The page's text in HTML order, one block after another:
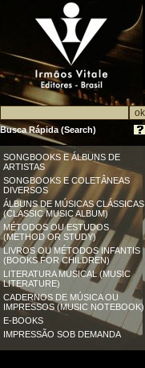
Busca Rápida (Search)
SONGBOOKS E ÁLBUNS DE
ARTISTAS
SONGBOOKS E COLETÂNEAS
DIVERSOS
ÁLBUNS DE MÚSICAS CLÁSSICAS
(CLASSIC MUSIC ALBUM)
MÉTODOS OU ESTUDOS
(METHOD OR STUDY)
LIVROS OU MÉTODOS INFANTIS
(BOOKS FOR CHILDREN)
LITERATURA MUSICAL (MUSIC
LITERATURE)
CADERNOS DE MÚSICA OU
IMPRESSOS (MUSIC NOTEBOOK)
E-BOOKS
IMPRESSÃO SOB DEMANDA